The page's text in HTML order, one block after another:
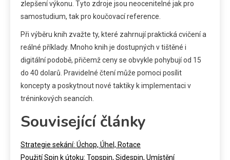
zlepšení výkonu. Tyto zdroje jsou neocenitelné jak pro
samostudium, tak pro koučovací reference.
Při výběru knih zvažte ty, které zahrnují praktická cvičení a
reálné příklady. Mnoho knih je dostupných v tištěné i
digitální podobě, přičemž ceny se obvykle pohybují od 15
do 40 dolarů. Pravidelné čtení může pomoci posílit
koncepty a poskytnout nové taktiky k implementaci v
tréninkových seancích.
Související články
Strategie sekání: Úchop, Úhel, Rotace
Použití Spin k útoku: Topspin, Sidespin, Umístění